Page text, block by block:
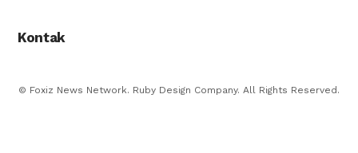
Kontak
© Foxiz News Network. Ruby Design Company. All Rights Reserved.